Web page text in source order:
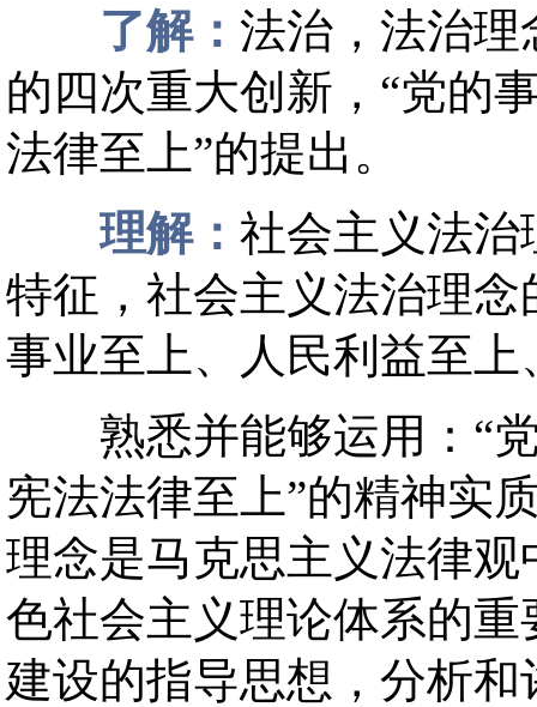
了解： 法治，法治理
的四次重大创新，“党的
法律至上”的提出。
理解： 社会主义法治
特征，社会主义法治理
事业至上、人民利益至
熟悉并能够运用：“党
宪法法律至上”的精神实
理念是马克思主义法律
色社会主义理论体系的
建设的指导思想，分析